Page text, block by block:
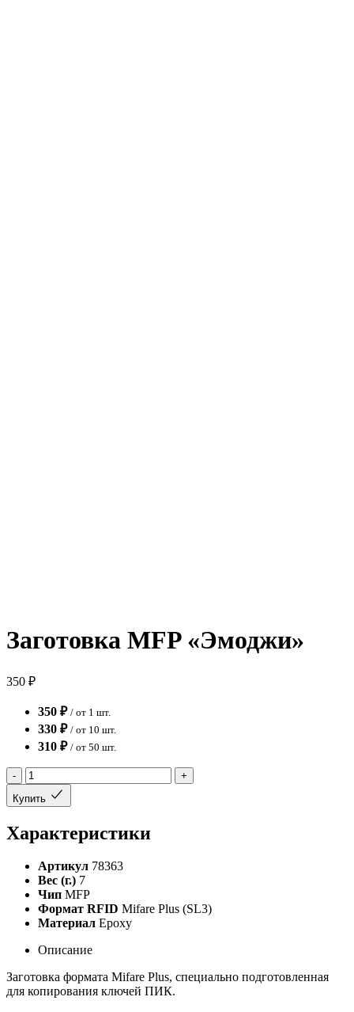
Заготовка MFP «Эмоджи»
350 ₽
350 ₽ / от 1 шт.
330 ₽ / от 10 шт.
310 ₽ / от 50 шт.
-
+
Купить
Характеристики
Артикул 78363
Вес (г.) 7
Чип MFP
Формат RFID Mifare Plus (SL3)
Материал Epoxy
Описание
Заготовка формата Mifare Plus, специально подготовленная
для копирования ключей ПИК.